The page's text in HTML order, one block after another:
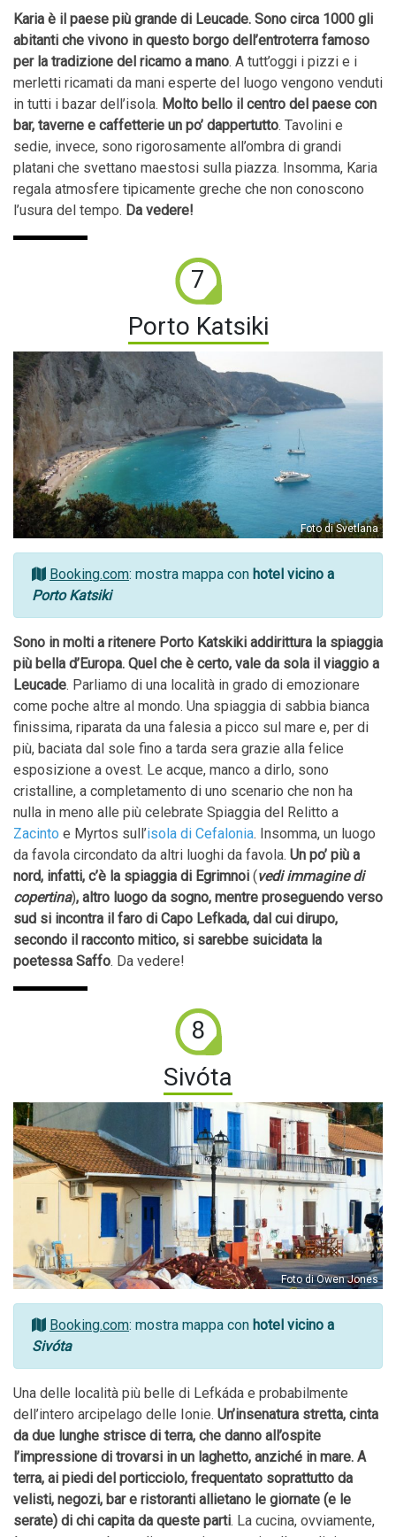
Karia è il paese più grande di Leucade. Sono circa 1000 gli
abitanti che vivono in questo borgo dell’entroterra famoso
per la tradizione del ricamo a mano. A tutt’oggi i pizzi e i
merletti ricamati da mani esperte del luogo vengono venduti
in tutti i bazar dell’isola. Molto bello il centro del paese con
bar, taverne e caffetterie un po’ dappertutto. Tavolini e
sedie, invece, sono rigorosamente all’ombra di grandi
platani che svettano maestosi sulla piazza. Insomma, Karia
regala atmosfere tipicamente greche che non conoscono
l’usura del tempo. Da vedere!
7
Porto Katsiki
Foto di Svetlana
Booking.com: mostra mappa con hotel vicino a
Porto Katsiki
Sono in molti a ritenere Porto Katskiki addirittura la spiaggia
più bella d’Europa. Quel che è certo, vale da sola il viaggio a
Leucade. Parliamo di una località in grado di emozionare
come poche altre al mondo. Una spiaggia di sabbia bianca
finissima, riparata da una falesia a picco sul mare e, per di
più, baciata dal sole fino a tarda sera grazie alla felice
esposizione a ovest. Le acque, manco a dirlo, sono
cristalline, a completamento di uno scenario che non ha
nulla in meno alle più celebrate Spiaggia del Relitto a
Zacinto e Myrtos sull’isola di Cefalonia. Insomma, un luogo
da favola circondato da altri luoghi da favola. Un po’ più a
nord, infatti, c’è la spiaggia di Egrimnoi (vedi immagine di
copertina), altro luogo da sogno, mentre proseguendo verso
sud si incontra il faro di Capo Lefkada, dal cui dirupo,
secondo il racconto mitico, si sarebbe suicidata la
poetessa Saffo. Da vedere!
8
Sivóta
Foto di Owen Jones
Booking.com: mostra mappa con hotel vicino a
Sivóta
Una delle località più belle di Lefkáda e probabilmente
dell’intero arcipelago delle Ionie. Un’insenatura stretta, cinta
da due lunghe strisce di terra, che danno all’ospite
l’impressione di trovarsi in un laghetto, anziché in mare. A
terra, ai piedi del porticciolo, frequentato soprattutto da
velisti, negozi, bar e ristoranti allietano le giornate (e le
serate) di chi capita da queste parti. La cucina, ovviamente,